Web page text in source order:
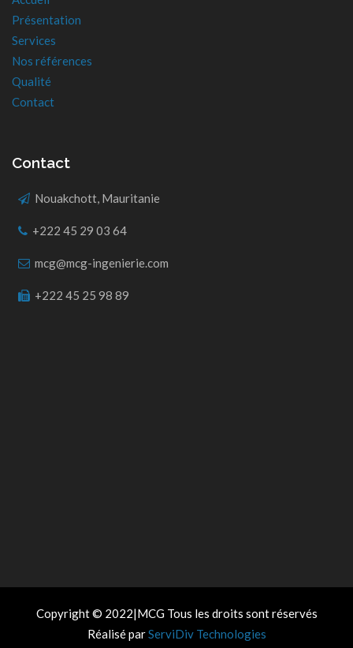
Présentation
Services
Nos références
Qualité
Contact
Contact
Nouakchott, Mauritanie
+222 45 29 03 64
mcg@mcg-ingenierie.com
+222 45 25 98 89
Copyright © 2022|MCG Tous les droits sont réservés
Réalisé parServiDiv Technologies